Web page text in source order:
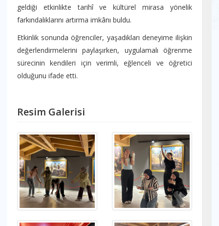
geldiği etkinlikte tarihî ve kültürel mirasa yönelik
farkındalıklarını artırma imkânı buldu.
Etkinlik sonunda öğrenciler, yaşadıkları deneyime ilişkin
değerlendirmelerini paylaşırken, uygulamalı öğrenme
sürecinin kendileri için verimli, eğlenceli ve öğretici
olduğunu ifade etti.
Resim Galerisi